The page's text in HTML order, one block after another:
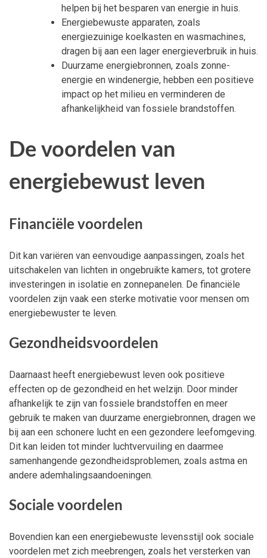
helpen bij het besparen van energie in huis.
Energiebewuste apparaten, zoals
energiezuinige koelkasten en wasmachines,
dragen bij aan een lager energieverbruik in huis.
Duurzame energiebronnen, zoals zonne-
energie en windenergie, hebben een positieve
impact op het milieu en verminderen de
afhankelijkheid van fossiele brandstoffen.
De voordelen van
energiebewust leven
Financiële voordelen
Dit kan variëren van eenvoudige aanpassingen, zoals het
uitschakelen van lichten in ongebruikte kamers, tot grotere
investeringen in isolatie en zonnepanelen. De financiële
voordelen zijn vaak een sterke motivatie voor mensen om
energiebewuster te leven.
Gezondheidsvoordelen
Daarnaast heeft energiebewust leven ook positieve
effecten op de gezondheid en het welzijn. Door minder
afhankelijk te zijn van fossiele brandstoffen en meer
gebruik te maken van duurzame energiebronnen, dragen we
bij aan een schonere lucht en een gezondere leefomgeving.
Dit kan leiden tot minder luchtvervuiling en daarmee
samenhangende gezondheidsproblemen, zoals astma en
andere ademhalingsaandoeningen.
Sociale voordelen
Bovendien kan een energiebewuste levensstijl ook sociale
voordelen met zich meebrengen, zoals het versterken van